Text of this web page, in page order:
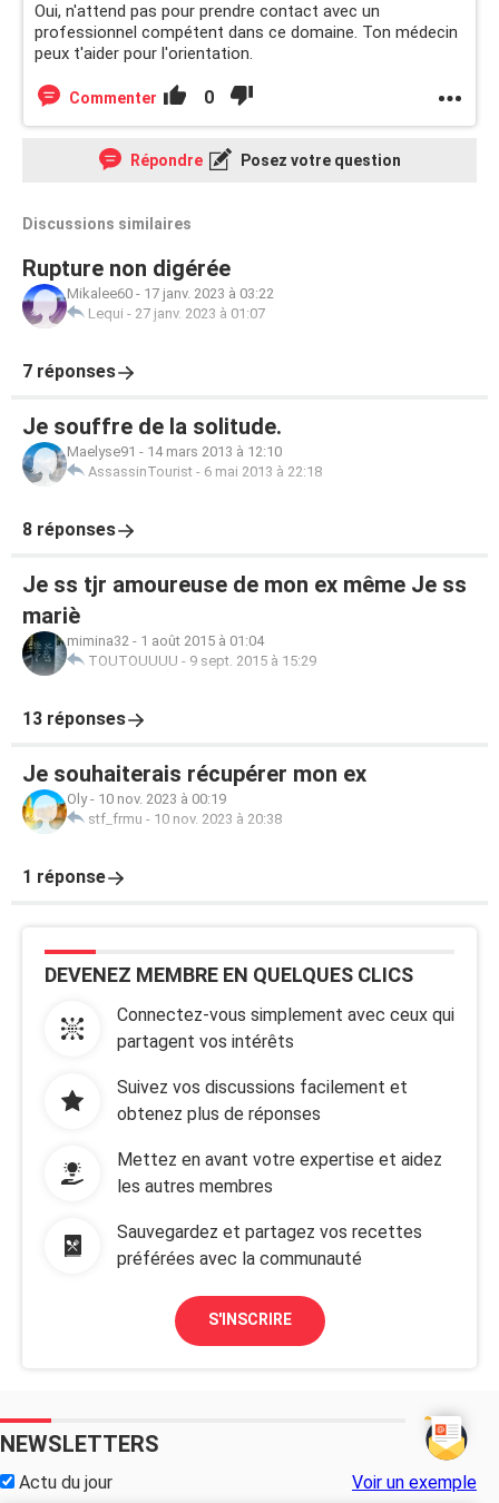
Oui, n'attend pas pour prendre contact avec un
professionnel compétent dans ce domaine. Ton médecin
peux t'aider pour l'orientation.
Commenter 0
Répondre Posez votre question
Discussions similaires
Rupture non digérée
Mikalee60 - 17 janv. 2023 à 03:22
Lequi - 27 janv. 2023 à 01:07
7 réponses
Je souffre de la solitude.
Maelyse91 - 14 mars 2013 à 12:10
AssassinTourist - 6 mai 2013 à 22:18
8 réponses
Je ss tjr amoureuse de mon ex même Je ss
mariè
mimina32 - 1 août 2015 à 01:04
TOUTOUUUU - 9 sept. 2015 à 15:29
13 réponses
Je souhaiterais récupérer mon ex
Oly- 10 nov. 2023 à 00:19
stf_frmu - 10 nov. 2023 à 20:38
1 réponse
DEVENEZ MEMBRE EN QUELQUES CLICS
Connectez-vous simplement avec ceux qui
partagent vos intérêts
Suivez vos discussions facilement et
obtenez plus de réponses
Mettez en avant votre expertise et aidez
les autres membres
Sauvegardez et partagez vos recettes
préférées avec la communauté
S'INSCRIRE
NEWSLETTERS
Actu du jour Voir un exemple